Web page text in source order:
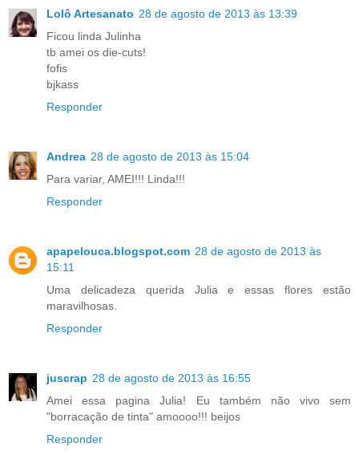
Lolô Artesanato 28 de agosto de 2013 às 13:39
Ficou linda Julinha
tb amei os die-cuts!
fofis
bjkass
Responder
Andrea 28 de agosto de 2013 às 15:04
Para variar, AMEI!!! Linda!!!
Responder
apapelouca.blogspot.com 28 de agosto de 2013 às
15:11
Uma delicadeza querida Julia e essas flores estão
maravilhosas.
Responder
juscrap 28 de agosto de 2013 às 16:55
Amei essa pagina Julia! Eu também não vivo sem
"borracação de tinta" amoooo!!! beijos
Responder